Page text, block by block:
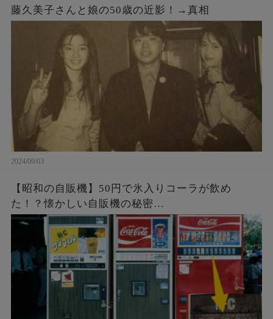
藤久美子さんと娘の50歳の近影！→真相
2024/09/03
【昭和の自販機】50円で氷入りコーラが飲め
た！？懐かしい自販機の秘密…